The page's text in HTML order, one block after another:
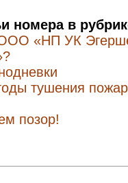
номера в
«НП УК
тушения
позор!